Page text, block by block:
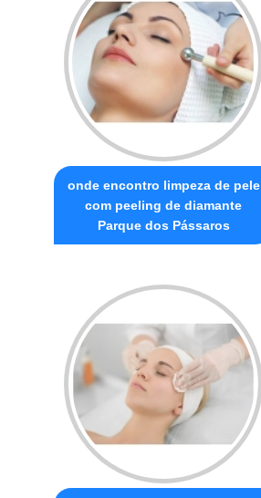
onde encontro limpeza de pele
com peeling de diamante
Parque dos Pássaros